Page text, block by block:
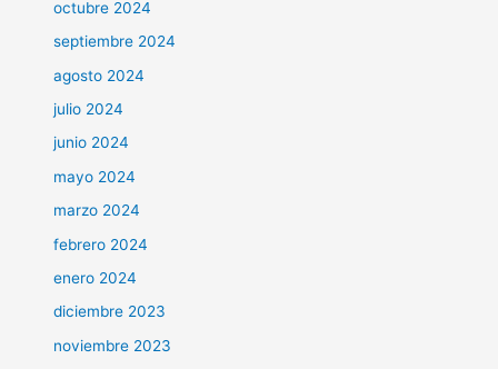
octubre 2024
septiembre 2024
agosto 2024
julio 2024
junio 2024
mayo 2024
marzo 2024
febrero 2024
enero 2024
diciembre 2023
noviembre 2023